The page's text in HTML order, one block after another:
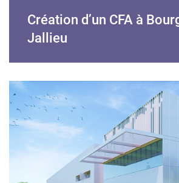
Création d’un CFA à
Jallieu